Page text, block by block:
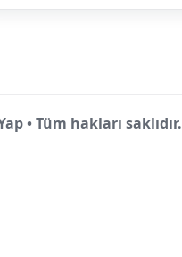
• Tüm hakları saklıdır.